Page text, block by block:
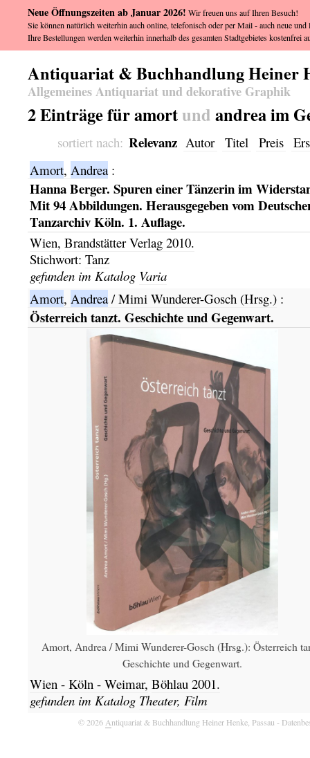
Antiquariat & Buchhandlung Heiner
Allgemeines Antiquariat und dekorative Graphik
2 Einträge für amortund andrea im
sortiert nach: Relevanz Autor Titel Preis
Amort, Andrea:
Hanna Berger. Spuren einer Tänzerin im
Mit 94 Abbildungen. Herausgegeben vom
Tanzarchiv Köln. 1. Auflage.
Wien, Brandstätter Verlag 2010.
Stichwort: Tanz
gefunden im Katalog Varia
Amort, Andrea/ Mimi Wunderer-Gosch (Hrsg.):
Österreich tanzt. Geschichte und Gegenwart.
Amort, Andrea / Mimi Wunderer-Gosch (Hrsg.): Österreich
Geschichte und Gegenwart.
Wien - Köln - Weimar, Böhlau 2001.
gefunden im Katalog Theater, Film
© 2026 Antiquariat & Buchhandlung Heiner Henke, Passau -
Neue Öffnungszeiten ab Januar 2026! Wir freuen uns auf Ihren Besuch!
Sie können natürlich weiterhin auch online, telefonisch oder per Mail - auch neue
Ihre Bestellungen werden weiterhin innerhalb des gesamten Stadtgebietes kostenfrei